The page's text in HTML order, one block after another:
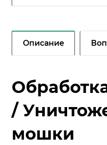
Описание
/
мошки